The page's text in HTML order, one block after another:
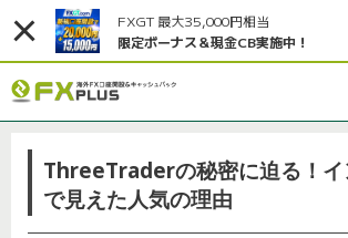
FXGT 最大35,000円相当
限定ボーナス＆現金CB実施中！
ThreeTraderの秘密に迫る！イ
で見えた人気の理由